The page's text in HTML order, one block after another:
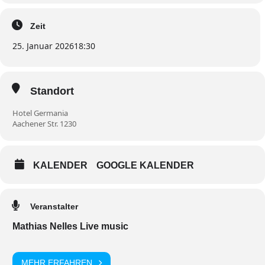
Zeit
25. Januar 202618:30
Standort
Hotel Germania
Aachener Str. 1230
KALENDER GOOGLE KALENDER
Veranstalter
Mathias Nelles Live music
MEHR ERFAHREN